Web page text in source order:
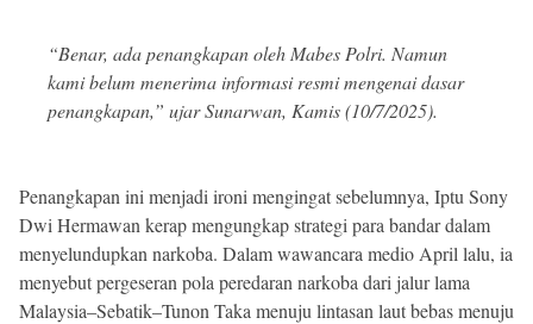
“Benar, ada penangkapan oleh Mabes Polri. Namun
kami belum menerima informasi resmi mengenai dasar
penangkapan,” ujar Sunarwan, Kamis (10/7/2025).
Penangkapan ini menjadi ironi mengingat sebelumnya, Iptu Sony
Dwi Hermawan kerap mengungkap strategi para bandar dalam
menyelundupkan narkoba. Dalam wawancara medio April lalu, ia
menyebut pergeseran pola peredaran narkoba dari jalur lama
Malaysia–Sebatik–Tunon Taka menuju lintasan laut bebas menuju